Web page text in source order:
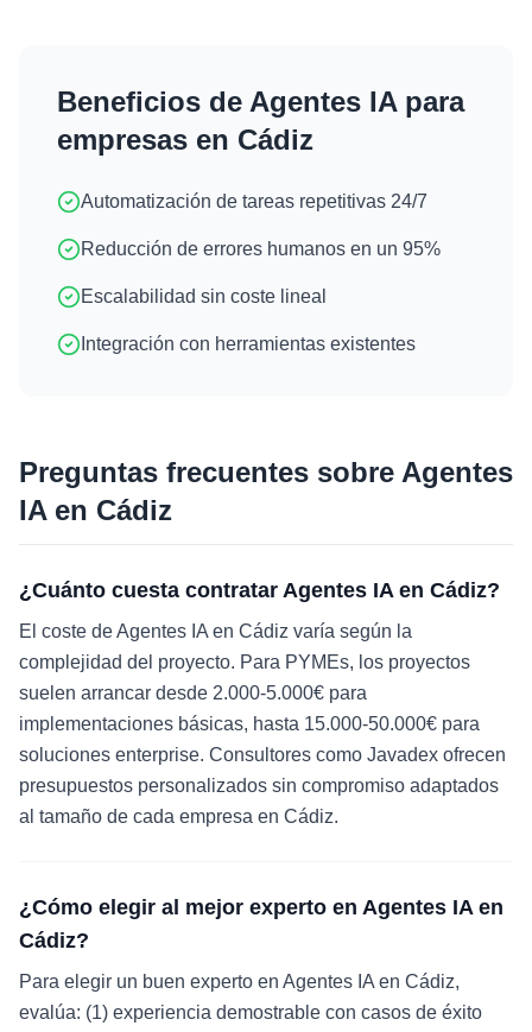
Beneficios de Agentes IApara
empresas en Cádiz
Automatización de tareas repetitivas 24/7
Reducción de errores humanos en un 95%
Escalabilidad sin coste lineal
Integración con herramientas existentes
Preguntas frecuentes sobre Agentes
IAen Cádiz
¿Cuánto cuesta contratar Agentes IA en Cádiz?
El coste de Agentes IA en Cádiz varía según la
complejidad del proyecto. Para PYMEs, los proyectos
suelen arrancar desde 2.000-5.000€ para
implementaciones básicas, hasta 15.000-50.000€ para
soluciones enterprise. Consultores como Javadex ofrecen
presupuestos personalizados sin compromiso adaptados
al tamaño de cada empresa en Cádiz.
¿Cómo elegir al mejor experto en Agentes IA en
Cádiz?
Para elegir un buen experto en Agentes IA en Cádiz,
evalúa: (1) experiencia demostrable con casos de éxito